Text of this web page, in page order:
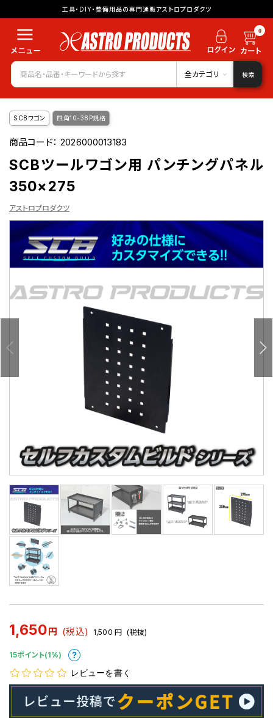
工具・DIY・整備用品の専門通販アストロプロダクツ
0
全カテゴリ 検索
SCBワゴン 四角10-38P規格
商品コード：2026000013183
SCBツールワゴン用 パンチングパネル
350×275
アストロプロダクツ
1,650 円 (税込) 1,500 円 (税抜)
15ポイント(1%)
レビューを書く